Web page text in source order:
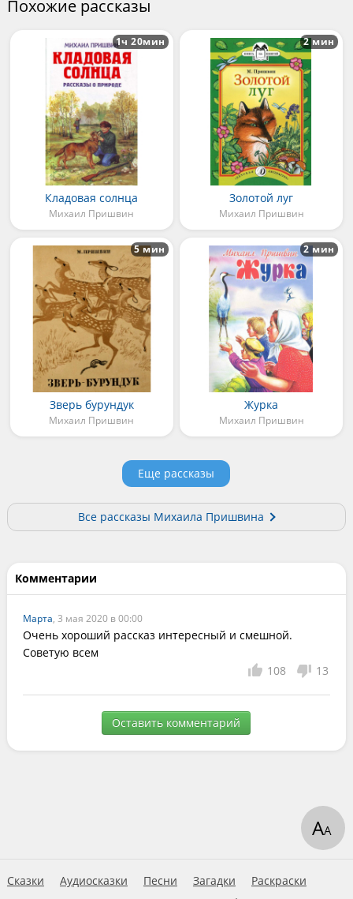
Похожие рассказы
Кладовая солнца
Михаил Пришвин
1ч 20мин
Золотой луг
Михаил Пришвин
2 мин
Зверь бурундук
Михаил Пришвин
5 мин
Журка
Михаил Пришвин
2 мин
Еще рассказы
Все рассказы Михаила Пришвина
Комментарии
Марта, 3 мая 2020 в 00:00
Очень хороший рассказ интересный и смешной.
Советую всем
108
13
Оставить комментарий
Сказки Аудиосказки Песни Загадки
Раскраски
АА